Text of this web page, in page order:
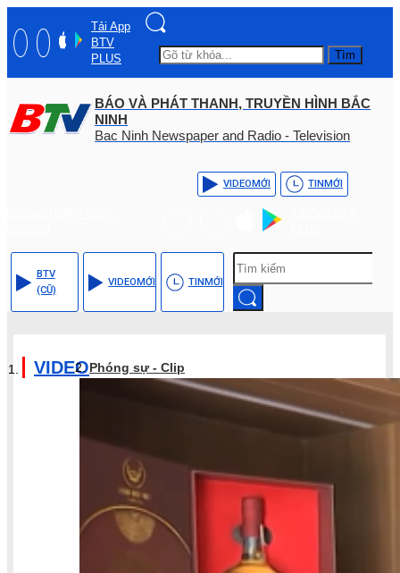
Tải App
BTV
PLUS
Tìm
BÁO VÀ PHÁT THANH, TRUYỀN HÌNH BẮC
NINH
Bac Ninh Newspaper and Radio - Television
VIDEOMỚI TINMỚI
BTV
(CŨ)
VIDEOMỚI TINMỚI
VIDEOPhóng sự - Clip